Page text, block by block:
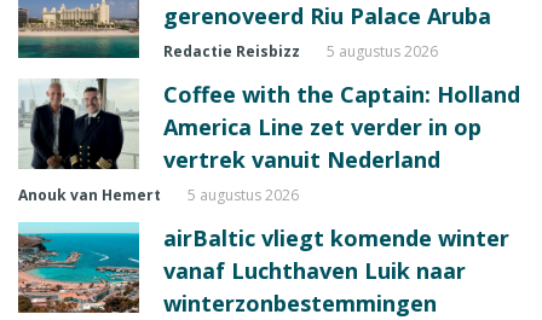
gerenoveerd Riu Palace Aruba
Redactie Reisbizz 5 augustus 2026
Coffee with the Captain: Holland
America Line zet verder in op
vertrek vanuit Nederland
Anouk van Hemert 5 augustus 2026
airBaltic vliegt komende winter
vanaf Luchthaven Luik naar
winterzonbestemmingen